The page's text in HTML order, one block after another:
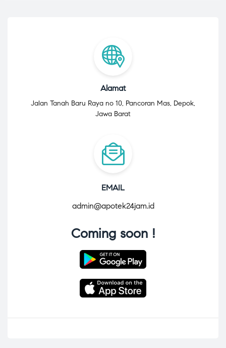
Alamat
Jalan Tanah Baru Raya no 10, Pancoran Mas, Depok,
Jawa Barat
EMAIL
admin@apotek24jam.id
Coming soon !